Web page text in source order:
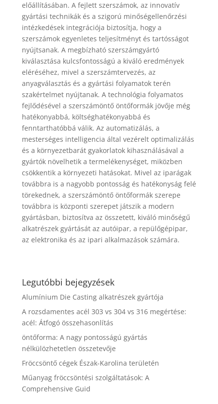
előállításában. A fejlett szerszámok, az innovatív
gyártási technikák és a szigorú minőségellenőrzési
intézkedések integrációja biztosítja, hogy a
szerszámok egyenletes teljesítményt és tartósságot
nyújtsanak. A megbízható szerszámgyártó
kiválasztása kulcsfontosságú a kiváló eredmények
eléréséhez, mivel a szerszámtervezés, az
anyagválasztás és a gyártási folyamatok terén
szakértelmet nyújtanak. A technológia folyamatos
fejlődésével a szerszámöntő öntőformák jövője még
hatékonyabbá, költséghatékonyabbá és
fenntarthatóbbá válik. Az automatizálás, a
mesterséges intelligencia által vezérelt optimalizálás
és a környezetbarát gyakorlatok kihasználásával a
gyártók növelhetik a termelékenységet, miközben
csökkentik a környezeti hatásokat. Mivel az iparágak
továbbra is a nagyobb pontosság és hatékonyság felé
törekednek, a szerszámöntő öntőformák szerepe
továbbra is központi szerepet játszik a modern
gyártásban, biztosítva az összetett, kiváló minőségű
alkatrészek gyártását az autóipar, a repülőgépipar,
az elektronika és az ipari alkalmazások számára.
Legutóbbi bejegyzések
Alumínium Die Casting alkatrészek gyártója
A rozsdamentes acél 303 vs 304 vs 316 megértése:
acél: Átfogó összehasonlítás
öntőforma: A nagy pontosságú gyártás
nélkülözhetetlen összetevője
Fröccsöntő cégek Észak-Karolina területén
Műanyag fröccsöntési szolgáltatások: A
Comprehensive Guid